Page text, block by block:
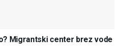
Migrantski center brez vode